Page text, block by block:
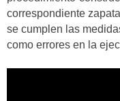
correspondiente
se cumplen las
como errores en la